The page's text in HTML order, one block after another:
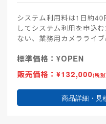
システム利用料は1日約
してシステム利用を申込
ない、業務用カメラライ
標準価格：¥OPEN
販売価格：¥132,000(税
商品詳細・見